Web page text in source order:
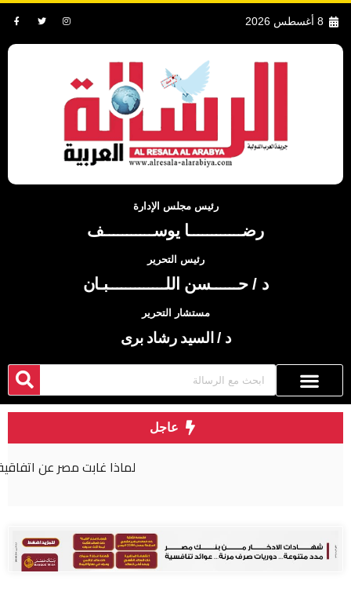
8 أغسطس 2026
رئيس مجلس الإدارة
رضــــــــــــا يوســـــــــــف
رئيس التحرير
د / حــــــسن اللـــــــــــــبـان
مستشار التحرير
د / السيد رشاد برى
عاجل
لماذا غابت مصر عن اتفاقية مكة للدفاع المشترك؟